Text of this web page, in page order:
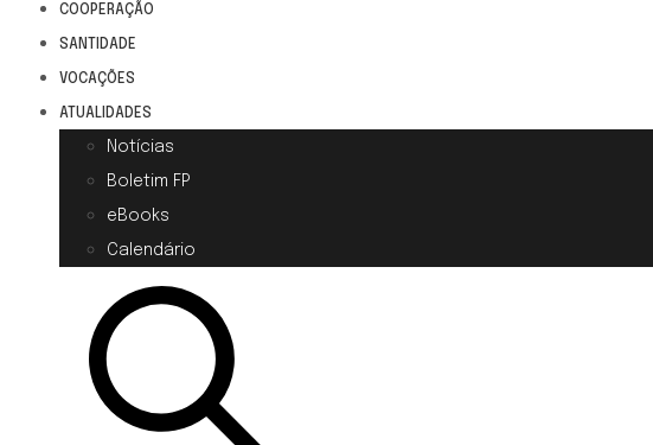
COOPERAÇÃO
SANTIDADE
VOCAÇÕES
ATUALIDADES
Notícias
Boletim FP
eBooks
Calendário